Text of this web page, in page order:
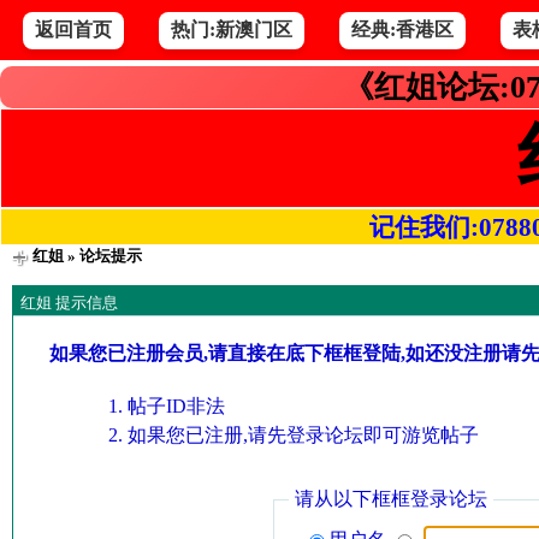
返回首页 热门:新澳门区 经典:香港区 表
《红姐论坛
记住我们
红姐» 论坛提示
红姐 提示信息
如果您已注册会员,请直接在底下框框登陆,如还没注册请
帖子ID非法
如果您已注册,请先登录论坛即可游览帖子
请从以下框框登录论坛